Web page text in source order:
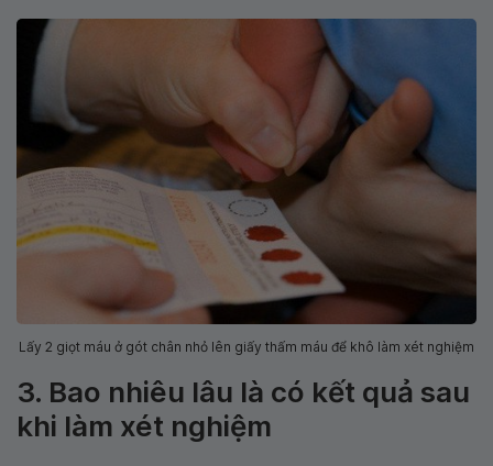
Lấy 2 giọt máu ở gót chân nhỏ lên giấy thấm máu để khô làm xét nghiệm
3. Bao nhiêu lâu là có kết quả sau
khi làm xét nghiệm